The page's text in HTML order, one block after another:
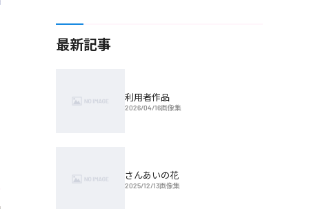
最新記事
利用者作品
2026/04/16画像集
さんあいの花
2025/12/13画像集